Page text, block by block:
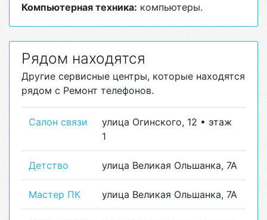
Компьютерная техника: компьютеры.
Рядом находятся
Другие сервисные центры, которые находятся
рядом с Ремонт телефонов.
Салон связи
улица Огинского, 12 • этаж
1
Детство улица Великая Ольшанка, 7А
Мастер ПК улица Великая Ольшанка, 7А